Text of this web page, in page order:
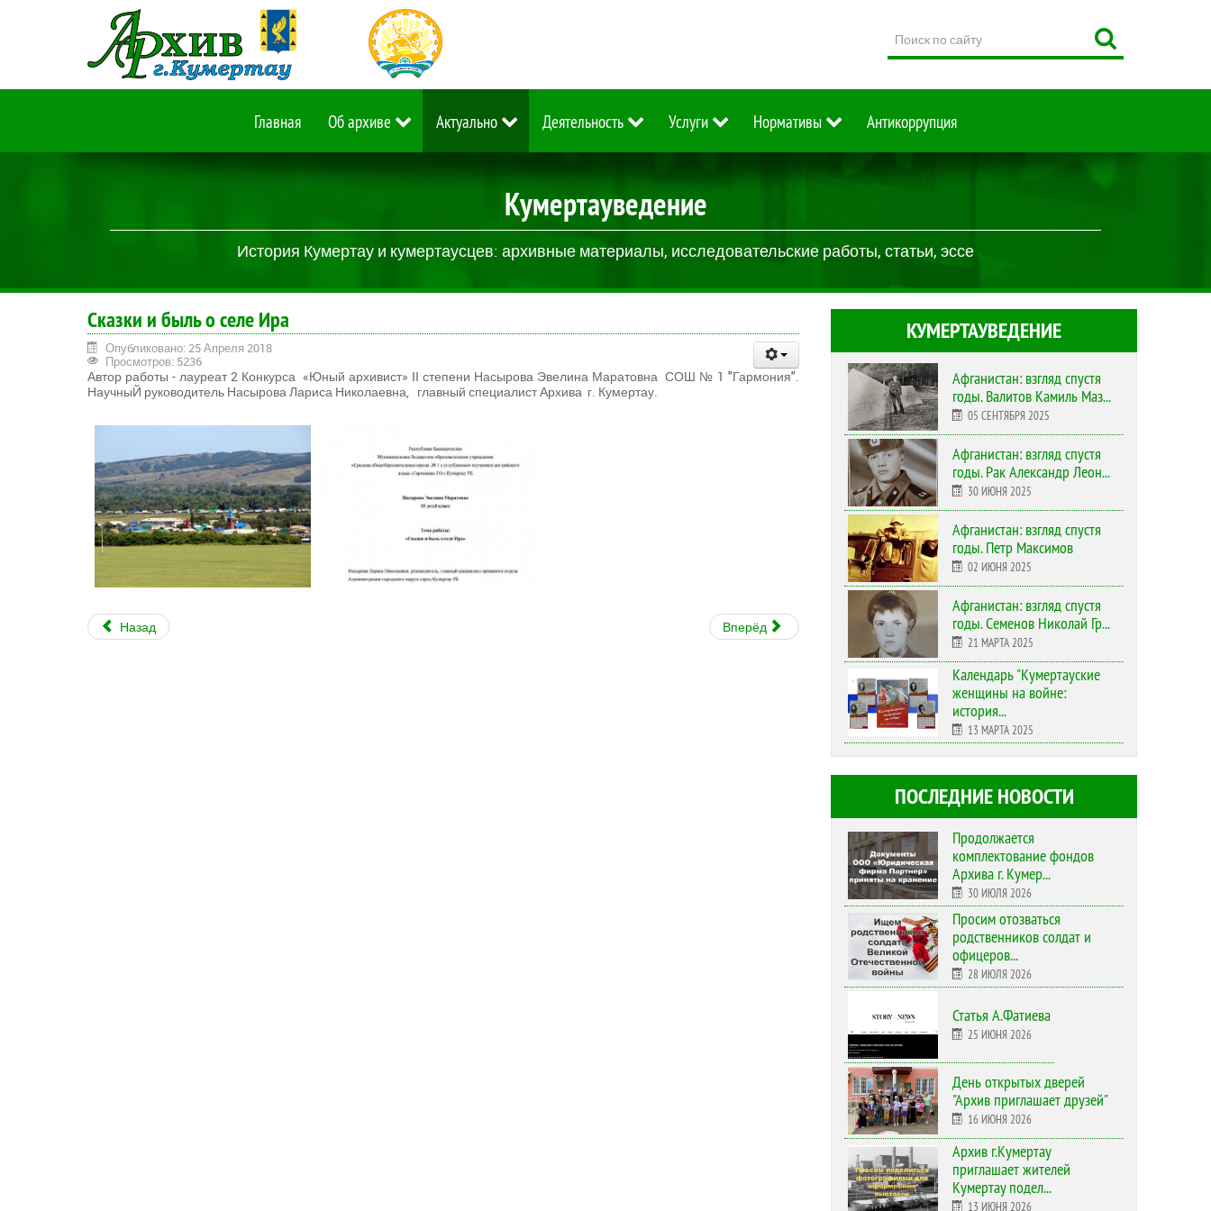
по
сайту
Главная Об архиве Актуально Деятельность Услуги Нормативы Антикоррупция
Кумертауведение
История Кумертау и кумертаусцев: архивные материалы, исследовательские работы, статьи, эссе
Сказки и быль о селе Ира
Опубликовано: 25 Апреля 2018
Просмотров: 5236
Автор работы - лауреат 2 Конкурса «Юный архивист» II степени Насырова Эвелина Маратовна СОШ № 1 "Гармония".
НаучныЙ руководитель Насырова Лариса Николаевна, главный специалист Архива г. Кумертау.
Назад Вперёд
КУМЕРТАУВЕДЕНИЕ
Афганистан: взгляд спустя
годы. Валитов Камиль Маз...
05 СЕНТЯБРЯ 2025
Афганистан: взгляд спустя
годы. Рак Александр Леон...
30 ИЮНЯ 2025
Афганистан: взгляд спустя
годы. Петр Максимов
02 ИЮНЯ 2025
Афганистан: взгляд спустя
годы. Семенов Николай Гр...
21 МАРТА 2025
Календарь "Кумертауские
женщины на войне:
история...
13 МАРТА 2025
ПОСЛЕДНИЕ НОВОСТИ
Продолжается
комплектование фондов
Архива г. Кумер...
30 ИЮЛЯ 2026
Просим отозваться
родственников солдат и
офицеров...
28 ИЮЛЯ 2026
Статья А.Фатиева
25 ИЮНЯ 2026
День открытых дверей
"Архив приглашает друзей"
16 ИЮНЯ 2026
Архив г.Кумертау
приглашает жителей
Кумертау подел...
13 ИЮНЯ 2026